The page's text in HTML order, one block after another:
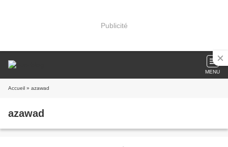
Publicité
MENU
Accueil » azawad
azawad